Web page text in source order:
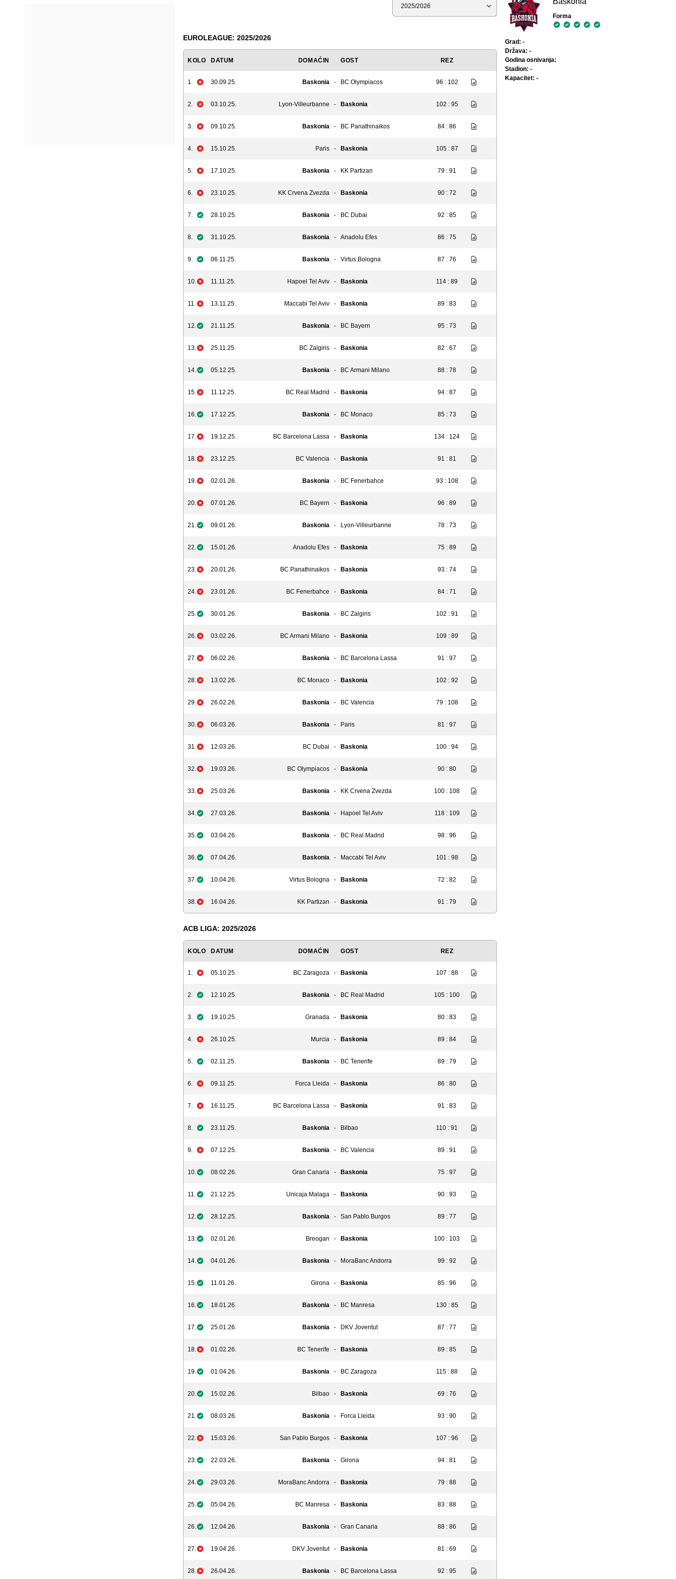
EUROLEAGUE: 2025/2026
KOLO DATUM DOMAĆIN GOST REZ
1. 30.09.25. Baskonia - BC Olympiacos 96 : 102
2. 03.10.25. Lyon-Villeurbanne - Baskonia 102 : 95
3. 09.10.25. Baskonia - BC Panathinaikos 84 : 86
4. 15.10.25. Paris - Baskonia 105 : 87
5. 17.10.25. Baskonia - KK Partizan 79 : 91
6. 23.10.25. KK Crvena Zvezda - Baskonia 90 : 72
7. 28.10.25. Baskonia - BC Dubai 92 : 85
8. 31.10.25. Baskonia - Anadolu Efes 86 : 75
9. 06.11.25. Baskonia - Virtus Bologna 87 : 76
10. 11.11.25. Hapoel Tel Aviv - Baskonia 114 : 89
11. 13.11.25. Maccabi Tel Aviv - Baskonia 89 : 83
12. 21.11.25. Baskonia - BC Bayern 95 : 73
13. 25.11.25. BC Zalgiris - Baskonia 82 : 67
14. 05.12.25. Baskonia - BC Armani Milano 88 : 78
15. 11.12.25. BC Real Madrid - Baskonia 94 : 87
16. 17.12.25. Baskonia - BC Monaco 85 : 73
17. 19.12.25. BC Barcelona Lassa - Baskonia 134 : 124
18. 23.12.25. BC Valencia - Baskonia 91 : 81
19. 02.01.26. Baskonia - BC Fenerbahce 93 : 108
20. 07.01.26. BC Bayern - Baskonia 96 : 89
21. 09.01.26. Baskonia - Lyon-Villeurbanne 78 : 73
22. 15.01.26. Anadolu Efes - Baskonia 75 : 89
23. 20.01.26. BC Panathinaikos - Baskonia 93 : 74
24. 23.01.26. BC Fenerbahce - Baskonia 84 : 71
25. 30.01.26. Baskonia - BC Zalgiris 102 : 91
26. 03.02.26. BC Armani Milano - Baskonia 109 : 89
27. 06.02.26. Baskonia - BC Barcelona Lassa 91 : 97
28. 13.02.26. BC Monaco - Baskonia 102 : 92
29. 26.02.26. Baskonia - BC Valencia 79 : 108
30. 06.03.26. Baskonia - Paris 81 : 97
31. 12.03.26. BC Dubai - Baskonia 100 : 94
32. 19.03.26. BC Olympiacos - Baskonia 90 : 80
33. 25.03.26. Baskonia - KK Crvena Zvezda 100 : 108
34. 27.03.26. Baskonia - Hapoel Tel Aviv 118 : 109
35. 03.04.26. Baskonia - BC Real Madrid 98 : 96
36. 07.04.26. Baskonia - Maccabi Tel Aviv 101 : 98
37. 10.04.26. Virtus Bologna - Baskonia 72 : 82
38. 16.04.26. KK Partizan - Baskonia 91 : 79
ACB LIGA: 2025/2026
KOLO DATUM DOMAĆIN GOST REZ
1. 05.10.25. BC Zaragoza - Baskonia 107 : 88
2. 12.10.25. Baskonia - BC Real Madrid 105 : 100
3. 19.10.25. Granada - Baskonia 80 : 83
4. 26.10.25. Murcia - Baskonia 89 : 84
5. 02.11.25. Baskonia - BC Tenerife 89 : 79
6. 09.11.25. Forca Lleida - Baskonia 86 : 80
7. 16.11.25. BC Barcelona Lassa - Baskonia 91 : 83
8. 23.11.25. Baskonia - Bilbao 110 : 91
9. 07.12.25. Baskonia - BC Valencia 89 : 91
10. 08.02.26. Gran Canaria - Baskonia 75 : 97
11. 21.12.25. Unicaja Malaga - Baskonia 90 : 93
12. 28.12.25. Baskonia - San Pablo Burgos 89 : 77
13. 02.01.26. Breogan - Baskonia 100 : 103
14. 04.01.26. Baskonia - MoraBanc Andorra 99 : 92
15. 11.01.26. Girona - Baskonia 85 : 96
16. 18.01.26. Baskonia - BC Manresa 130 : 85
17. 25.01.26. Baskonia - DKV Joventut 87 : 77
18. 01.02.26. BC Tenerife - Baskonia 89 : 85
19. 01.04.26. Baskonia - BC Zaragoza 115 : 88
20. 15.02.26. Bilbao - Baskonia 69 : 76
21. 08.03.26. Baskonia - Forca Lleida 93 : 90
22. 15.03.26. San Pablo Burgos - Baskonia 107 : 96
23. 22.03.26. Baskonia - Girona 94 : 81
24. 29.03.26. MoraBanc Andorra - Baskonia 79 : 88
25. 05.04.26. BC Manresa - Baskonia 83 : 88
26. 12.04.26. Baskonia - Gran Canaria 88 : 86
27. 19.04.26. DKV Joventut - Baskonia 81 : 69
28. 26.04.26. Baskonia - BC Barcelona Lassa 92 : 95
Forma
Grad: -
Država: -
Godina osnivanja:
Stadion: -
Kapacitet: -